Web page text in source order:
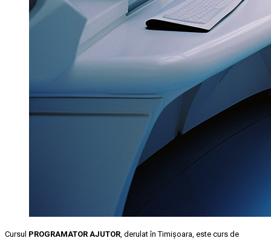
Cursul PROGRAMATOR AJUTOR, derulat în Timişoara, este curs de